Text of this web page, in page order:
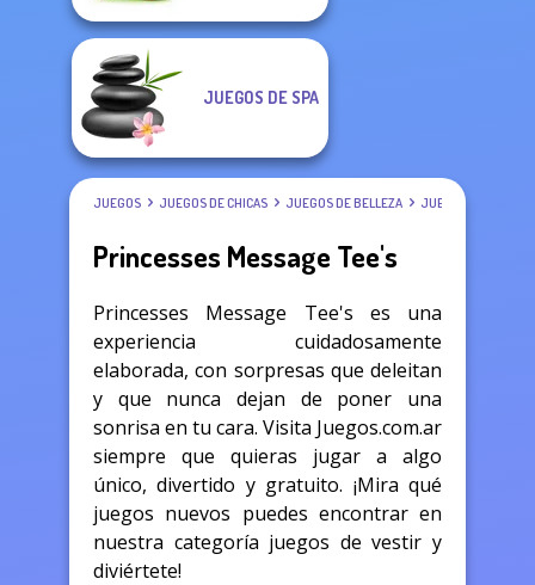
JUEGOS DE SPA
JUEGOS JUEGOS DE CHICAS JUEGOS DE BELLEZA JUEGOS DE VESTIR
Princesses Message Tee's
Princesses Message Tee's es una
experiencia cuidadosamente
elaborada, con sorpresas que deleitan
y que nunca dejan de poner una
sonrisa en tu cara. Visita Juegos.com.ar
siempre que quieras jugar a algo
único, divertido y gratuito. ¡Mira qué
juegos nuevos puedes encontrar en
nuestra categoría juegos de vestir y
diviértete!